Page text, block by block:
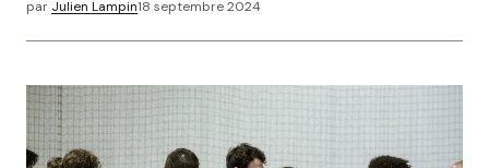
par Julien Lampin18 septembre 2024